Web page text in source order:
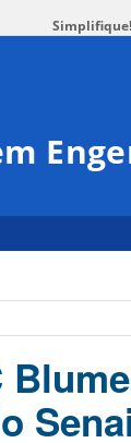
Simplifique!